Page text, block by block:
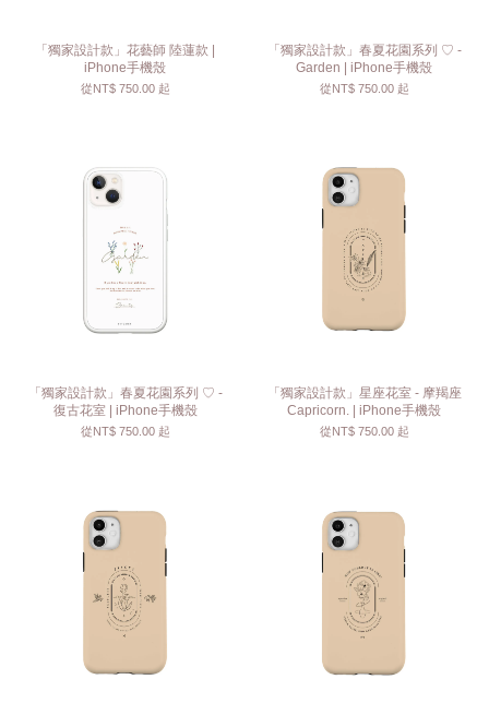
「獨家設計款」花藝師 陸蓮款 |
iPhone手機殼
從NT$ 750.00 起
「獨家設計款」春夏花園系列 ♡ -
Garden | iPhone手機殼
從NT$ 750.00 起
「獨家設計款」春夏花園系列 ♡ -
復古花室 | iPhone手機殼
從NT$ 750.00 起
「獨家設計款」星座花室 - 摩羯座
Capricorn. | iPhone手機殼
從NT$ 750.00 起